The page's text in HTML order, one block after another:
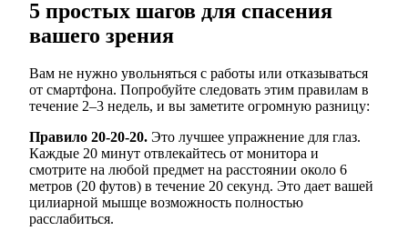
5 простых шагов для спасения
вашего зрения
Вам не нужно увольняться с работы или отказываться
от смартфона. Попробуйте следовать этим правилам в
течение 2–3 недель, и вы заметите огромную разницу:
Правило 20-20-20. Это лучшее упражнение для глаз.
Каждые 20 минут отвлекайтесь от монитора и
смотрите на любой предмет на расстоянии около 6
метров (20 футов) в течение 20 секунд. Это дает вашей
цилиарной мышце возможность полностью
расслабиться.